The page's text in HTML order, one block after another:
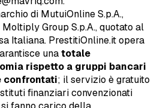
di MutuiOnline S.p.A.,
Group S.p.A., quotato al
Italiana. PrestitiOnline.it opera
unatotale
rispetto a gruppi bancari
confrontati; il servizio è gratuito
finanziari convenzionati